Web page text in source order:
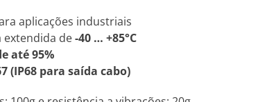
aplicações industriais
extendida de-40 … +85°C
até 95%
(IP68 para saída cabo)